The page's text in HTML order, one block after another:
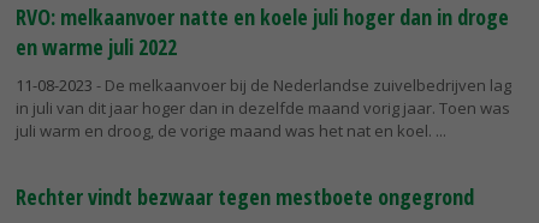
RVO: melkaanvoer natte en koele juli hoger dan in droge
en warme juli 2022
11-08-2023 - De melkaanvoer bij de Nederlandse zuivelbedrijven lag
in juli van dit jaar hoger dan in dezelfde maand vorig jaar. Toen was
juli warm en droog, de vorige maand was het nat en koel.
Rechter vindt bezwaar tegen mestboete ongegrond